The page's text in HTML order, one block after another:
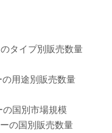
タイプ別販売数量
用途別販売数量
国別市場規模
の国別販売数量